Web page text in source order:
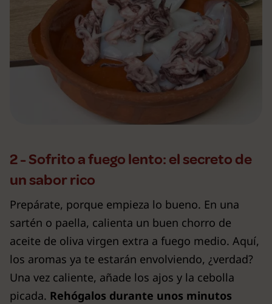
2 - Sofrito a fuego lento: el secreto de
un sabor rico
Prepárate, porque empieza lo bueno. En una
sartén o paella, calienta un buen chorro de
aceite de oliva virgen extra a fuego medio. Aquí,
los aromas ya te estarán envolviendo, ¿verdad?
Una vez caliente, añade los ajos y la cebolla
picada. Rehógalos durante unos minutos